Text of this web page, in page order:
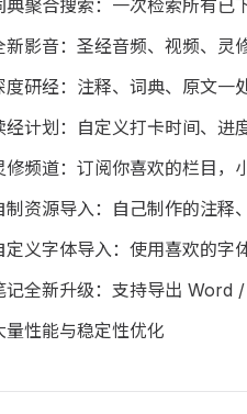
典聚合搜索：一次检索所有已
新影音：圣经音频、视频、灵
度研经：注释、词典、原文一
经计划：自定义打卡时间、进
修频道：订阅你喜欢的栏目，
制资源导入：自己制作的注释
定义字体导入：使用喜欢的字
记全新升级：支持导出
量性能与稳定性优化